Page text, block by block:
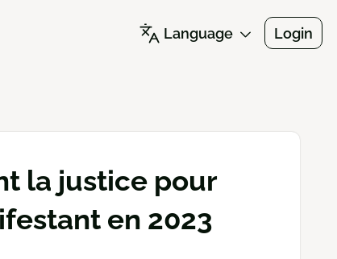
Language Login
la justice pour
en 2023